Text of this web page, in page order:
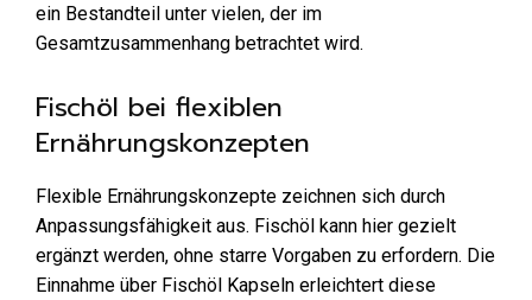
ein Bestandteil unter vielen, der im
Gesamtzusammenhang betrachtet wird.
Fischöl bei flexiblen
Ernährungskonzepten
Flexible Ernährungskonzepte zeichnen sich durch
Anpassungsfähigkeit aus. Fischöl kann hier gezielt
ergänzt werden, ohne starre Vorgaben zu erfordern. Die
Einnahme über Fischöl Kapseln erleichtert diese